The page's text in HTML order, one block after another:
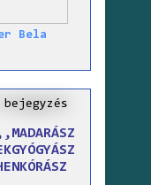
Bela